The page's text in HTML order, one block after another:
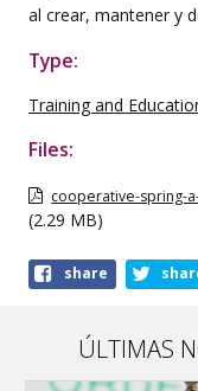
al crear, mantener y
Type:
Training and
Files:
cooperative-spring-
(2.29 MB)
Shareshare
ÚLTIMAS